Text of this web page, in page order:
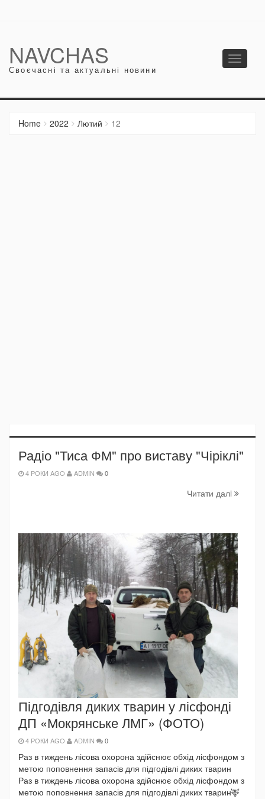
NAVCHAS
Своєчасні та актуальні новини
Toggle
Home 2022 Лютий 12
Радіо "Тиса ФМ" про виставу "Чіріклі"
4 РОКИ AGO ADMIN 0
Читати далi
Підгодівля диких тварин у лісфонді
ДП «Мокрянське ЛМГ» (ФОТО)
4 РОКИ AGO ADMIN 0
Раз в тиждень лісова охорона здійснює обхід лісфондом з
метою поповнення запасів для підгодівлі диких тварин
Раз в тиждень лісова охорона здійснює обхід лісфондом з
метою поповнення запасів для підгодівлі диких тварин🦌